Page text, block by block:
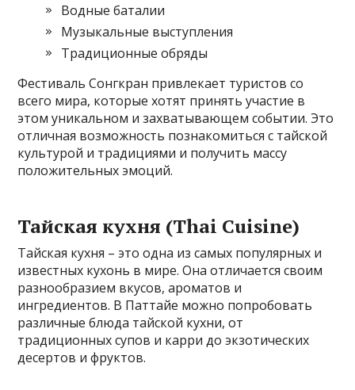
Водные баталии
Музыкальные выступления
Традиционные обряды
Фестиваль Сонгкран привлекает туристов со
всего мира, которые хотят принять участие в
этом уникальном и захватывающем событии. Это
отличная возможность познакомиться с тайской
культурой и традициями и получить массу
положительных эмоций.
Тайская кухня (Thai Cuisine)
Тайская кухня – это одна из самых популярных и
известных кухонь в мире. Она отличается своим
разнообразием вкусов, ароматов и
ингредиентов. В Паттайе можно попробовать
различные блюда тайской кухни, от
традиционных супов и карри до экзотических
десертов и фруктов.